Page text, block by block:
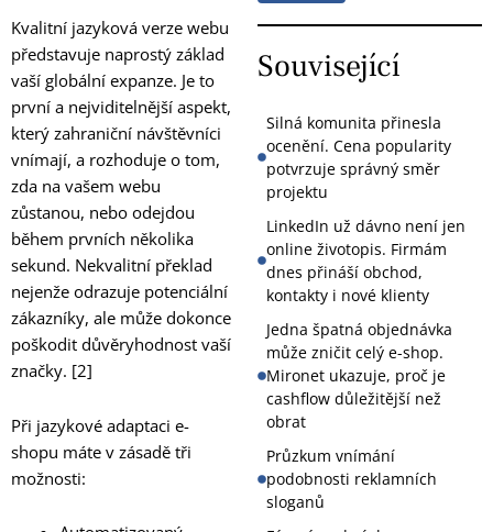
Kvalitní jazyková verze webu
představuje naprostý základ
vaší globální expanze. Je to
první a nejviditelnější aspekt,
který zahraniční návštěvníci
vnímají, a rozhoduje o tom,
zda na vašem webu
zůstanou, nebo odejdou
během prvních několika
sekund. Nekvalitní překlad
nejenže odrazuje potenciální
zákazníky, ale může dokonce
poškodit důvěryhodnost vaší
značky. [2]
Při jazykové adaptaci e-
shopu máte v zásadě tři
možnosti:
Související
Silná komunita přinesla
ocenění. Cena popularity
potvrzuje správný směr
projektu
LinkedIn už dávno není jen
online životopis. Firmám
dnes přináší obchod,
kontakty i nové klienty
Jedna špatná objednávka
může zničit celý e-shop.
Mironet ukazuje, proč je
cashflow důležitější než
obrat
Průzkum vnímání
podobnosti reklamních
sloganů